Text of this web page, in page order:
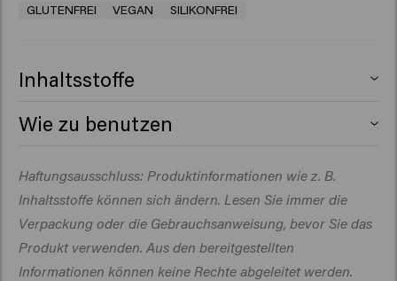
GLUTENFREI VEGAN SILIKONFREI
Inhaltsstoffe
Hydrolyzed Corn Starch, Polyimide-1, Propanediol, PVP,
Glycol, Polyquaternium-4, Arginine, Glucose, Panthenol,
Ethylhexylglycerin, Citric Acid, Hydrolyzed Pea Protein,
Hydrolyzed Vegetable Protein, Potassium Sorbate,
Sodium Benzoate, Amyl Salicylate.
Wie zu benutzen
Verteilung der Wirkstoffe zu gewährleisten.
2.Aus 15 cm Entfernung direkt auf das
handtuchtrockene Haar auftragen.
3. Für gezieltes Volumen am Ansatz aufsprühen.
Verwenden Sie einen Haartrockner, um Ihr Haar wie
Haftungsausschluss: Produktinformationen wie z. B.
Inhaltsstoffe können sich ändern. Lesen Sie immer die
Verpackung oder die Gebrauchsanweisung, bevor Sie das
Produkt verwenden. Aus den bereitgestellten
Informationen können keine Rechte abgeleitet werden.